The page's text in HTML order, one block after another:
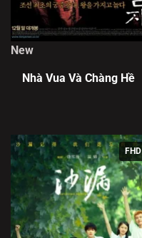
New
Nhà Vua Và Chàng Hề
FHD